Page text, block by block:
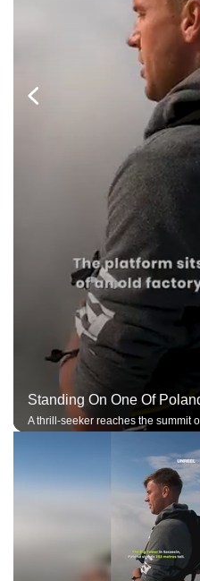
Standing On One Of